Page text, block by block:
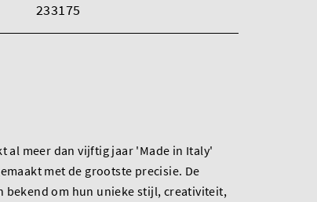
233175
al meer dan vijftig jaar 'Made in Italy'
met de grootste precisie. De
bekend om hun unieke stijl, creativiteit,